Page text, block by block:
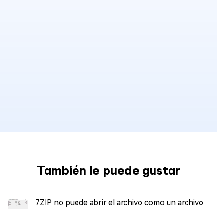
También le puede gustar
7ZIP no puede abrir el archivo como un archivo